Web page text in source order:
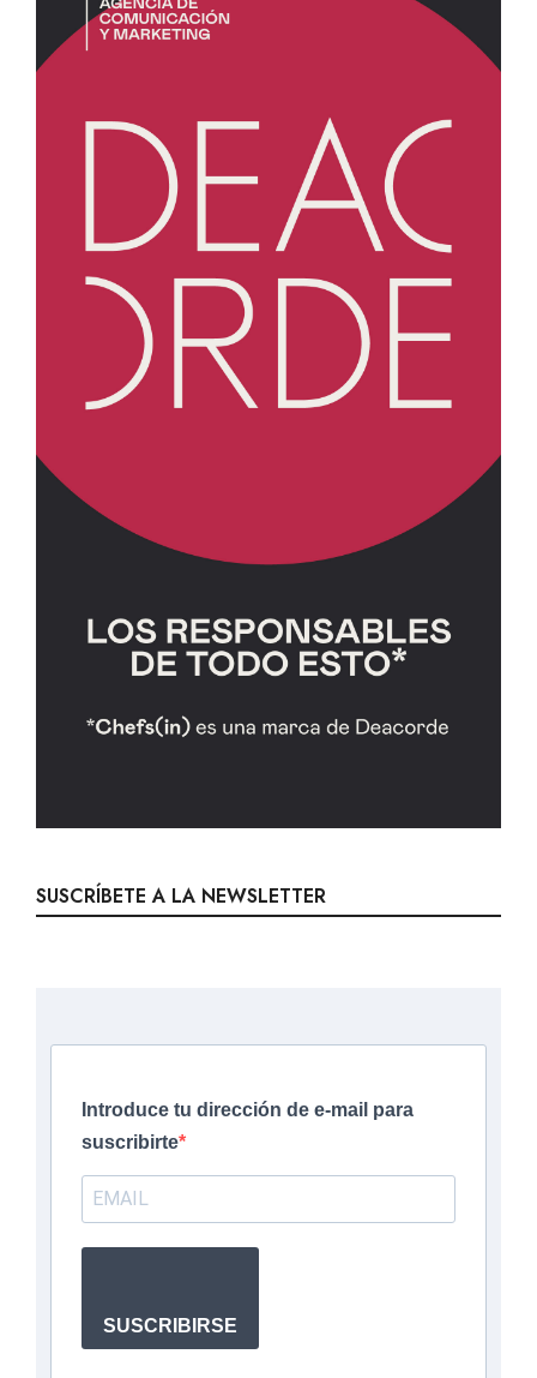
SUSCRÍBETE A LA NEWSLETTER
Introduce tu dirección de e-mail para
suscribirte
SUSCRIBIRSE